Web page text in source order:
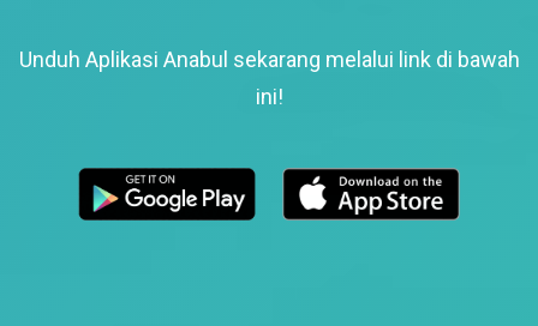
Unduh Aplikasi Anabul sekarang melalui link di bawah
ini!